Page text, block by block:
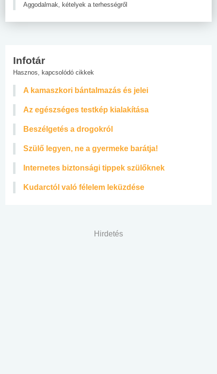
Aggodalmak, kételyek a terhességről
Infotár
Hasznos, kapcsolódó cikkek
A kamaszkori bántalmazás és jelei
Az egészséges testkép kialakítása
Beszélgetés a drogokról
Szülő legyen, ne a gyermeke barátja!
Internetes biztonsági tippek szülőknek
Kudarctól való félelem leküzdése
Hirdetés